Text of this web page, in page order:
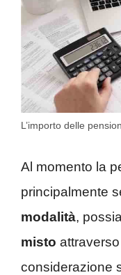
L’importo delle
Al momento la
principalmente
modalità,
misto
considerazione